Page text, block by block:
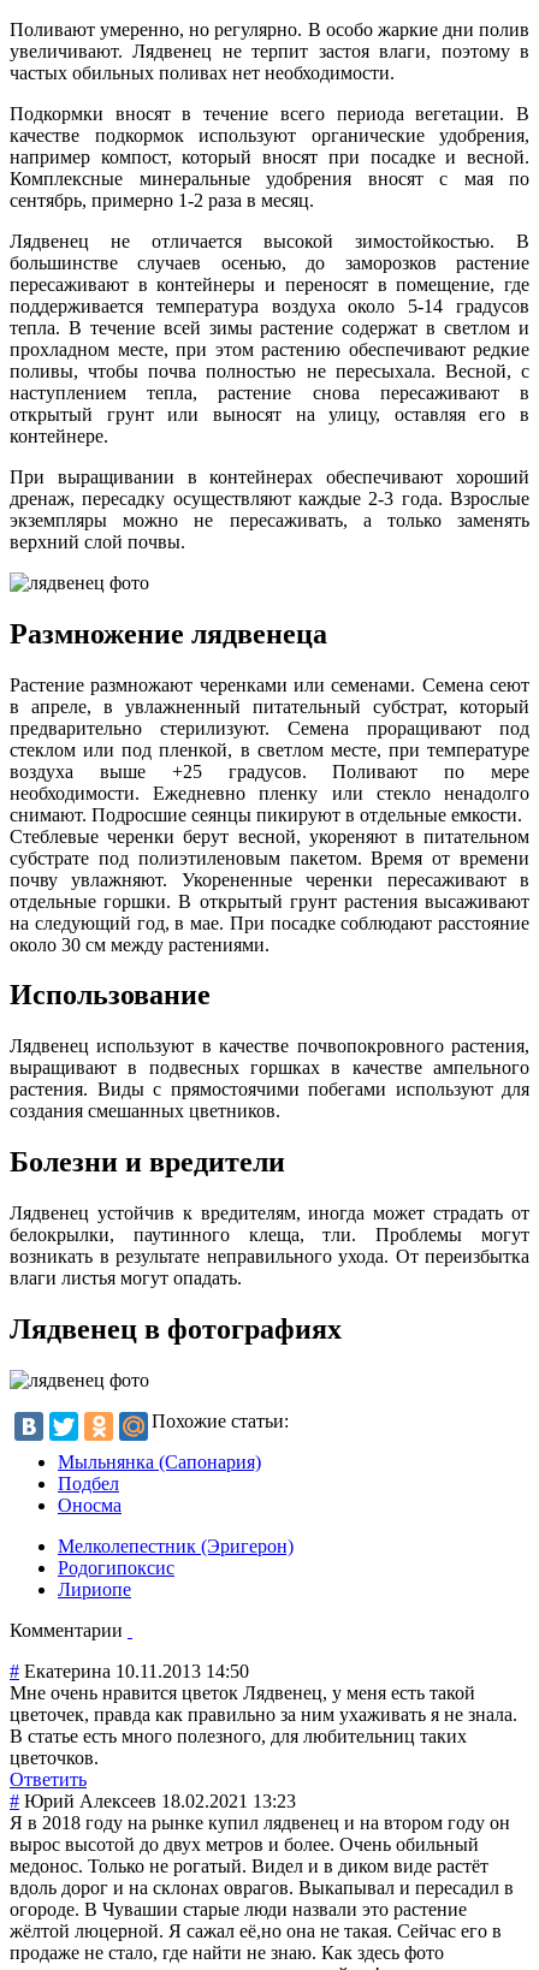
Поливают умеренно, но регулярно. В особо жаркие дни полив
увеличивают. Лядвенец не терпит застоя влаги, поэтому в
частых обильных поливах нет необходимости.
Подкормки вносят в течение всего периода вегетации. В
качестве подкормок используют органические удобрения,
например компост, который вносят при посадке и весной.
Комплексные минеральные удобрения вносят с мая по
сентябрь, примерно 1-2 раза в месяц.
Лядвенец не отличается высокой зимостойкостью. В
большинстве случаев осенью, до заморозков растение
пересаживают в контейнеры и переносят в помещение, где
поддерживается температура воздуха около 5-14 градусов
тепла. В течение всей зимы растение содержат в светлом и
прохладном месте, при этом растению обеспечивают редкие
поливы, чтобы почва полностью не пересыхала. Весной, с
наступлением тепла, растение снова пересаживают в
открытый грунт или выносят на улицу, оставляя его в
контейнере.
При выращивании в контейнерах обеспечивают хороший
дренаж, пересадку осуществляют каждые 2-3 года. Взрослые
экземпляры можно не пересаживать, а только заменять
верхний слой почвы.
Размножение лядвенеца
Растение размножают черенками или семенами. Семена сеют
в апреле, в увлажненный питательный субстрат, который
предварительно стерилизуют. Семена проращивают под
стеклом или под пленкой, в светлом месте, при температуре
воздуха выше +25 градусов. Поливают по мере
необходимости. Ежедневно пленку или стекло ненадолго
снимают. Подросшие сеянцы пикируют в отдельные емкости.
Стеблевые черенки берут весной, укореняют в питательном
субстрате под полиэтиленовым пакетом. Время от времени
почву увлажняют. Укорененные черенки пересаживают в
отдельные горшки. В открытый грунт растения высаживают
на следующий год, в мае. При посадке соблюдают расстояние
около 30 см между растениями.
Использование
Лядвенец используют в качестве почвопокровного растения,
выращивают в подвесных горшках в качестве ампельного
растения. Виды с прямостоячими побегами используют для
создания смешанных цветников.
Болезни и вредители
Лядвенец устойчив к вредителям, иногда может страдать от
белокрылки, паутинного клеща, тли. Проблемы могут
возникать в результате неправильного ухода. От переизбытка
влаги листья могут опадать.
Лядвенец в фотографиях
Похожие статьи:
Мыльнянка (Сапонария)
Подбел
Оносма
Мелколепестник (Эригерон)
Родогипоксис
Лириопе
Комментарии
# Екатерина 10.11.2013 14:50
Мне очень нравится цветок Лядвенец, у меня есть такой
цветочек, правда как правильно за ним ухаживать я не знала.
В статье есть много полезного, для любительниц таких
цветочков.
Ответить
# Юрий Алексеев 18.02.2021 13:23
Я в 2018 году на рынке купил лядвенец и на втором году он
вырос высотой до двух метров и более. Очень обильный
медонос. Только не рогатый. Видел и в диком виде растёт
вдоль дорог и на склонах оврагов. Выкапывал и пересадил в
огороде. В Чувашии старые люди назвали это растение
жёлтой люцерной. Я сажал её,но она не такая. Сейчас его в
продаже не стало, где найти не знаю. Как здесь фото